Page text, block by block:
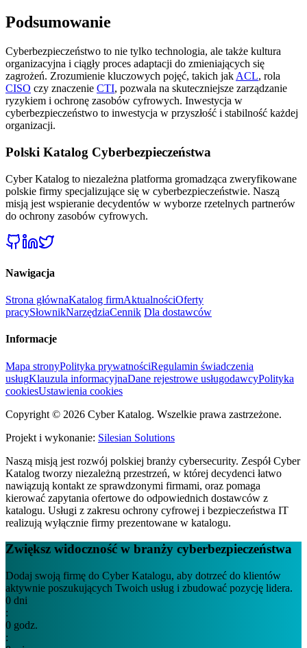
Podsumowanie
Cyberbezpieczeństwo to nie tylko technologia, ale także kultura
organizacyjna i ciągły proces adaptacji do zmieniających się
zagrożeń. Zrozumienie kluczowych pojęć, takich jak ACL, rola
CISO czy znaczenie CTI, pozwala na skuteczniejsze zarządzanie
ryzykiem i ochronę zasobów cyfrowych. Inwestycja w
cyberbezpieczeństwo to inwestycja w przyszłość i stabilność każdej
organizacji.
Polski Katalog Cyberbezpieczeństwa
Cyber Katalog to niezależna platforma gromadząca zweryfikowane
polskie firmy specjalizujące się w cyberbezpieczeństwie. Naszą
misją jest wspieranie decydentów w wyborze rzetelnych partnerów
do ochrony zasobów cyfrowych.
Nawigacja
Strona głównaKatalog firmAktualnościOferty
pracySłownikNarzędziaCennik Dla dostawców
Informacje
Mapa stronyPolityka prywatnościRegulamin świadczenia
usługKlauzula informacyjnaDane rejestrowe usługodawcyPolityka
cookiesUstawienia cookies
Copyright © 2026 Cyber Katalog. Wszelkie prawa zastrzeżone.
Projekt i wykonanie: Silesian Solutions
Naszą misją jest rozwój polskiej branży cybersecurity. Zespół Cyber
Katalog tworzy niezależną przestrzeń, w której decydenci łatwo
nawiązują kontakt ze sprawdzonymi firmami, oraz pomaga
kierować zapytania ofertowe do odpowiednich dostawców z
katalogu. Usługi z zakresu ochrony cyfrowej i bezpieczeństwa IT
realizują wyłącznie firmy prezentowane w katalogu.
Zwiększ widoczność w branży cyberbezpieczeństwa
Dodaj swoją firmę do Cyber Katalogu, aby dotrzeć do klientów
aktywnie poszukujących Twoich usług i zbudować pozycję lidera.
0 dni
:
0 godz.
: